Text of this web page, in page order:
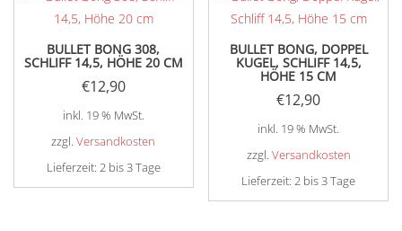
BULLET BONG 308,
SCHLIFF 14,5, HÖHE 20 CM
€12,90
inkl. 19 % MwSt.
zzgl.Versandkosten
Lieferzeit: 2 bis 3 Tage
BULLET BONG, DOPPEL
KUGEL, SCHLIFF 14,5,
HÖHE 15 CM
€12,90
inkl. 19 % MwSt.
zzgl. Versandkosten
Lieferzeit:2 bis 3 Tage